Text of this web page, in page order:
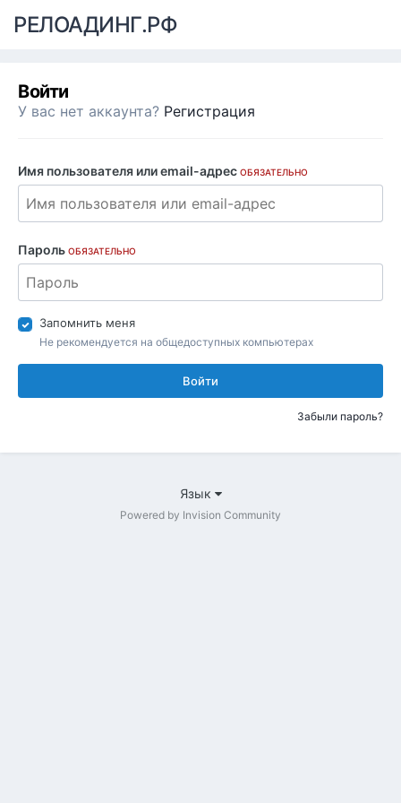
РЕЛОАДИНГ.РФ
Войти
У вас нет аккаунта? Регистрация
Имя пользователя или email-адрес ОБЯЗАТЕЛЬНО
Пароль ОБЯЗАТЕЛЬНО
Запомнить меня
Не рекомендуется на общедоступных компьютерах
Войти
Забыли пароль?
Язык
Powered by Invision Community